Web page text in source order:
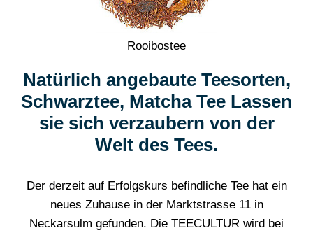
Rooibostee
Natürlich angebaute Teesorten,
Schwarztee, Matcha Tee Lassen
sie sich verzaubern von der
Welt des Tees.
Der derzeit auf Erfolgskurs befindliche Tee hat ein
neues Zuhause in der Marktstrasse 11 in
Neckarsulm gefunden. Die TEECULTUR wird bei